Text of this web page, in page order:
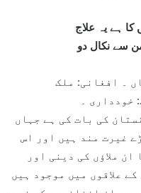
کا ہے یہ علاج
سے نکال دو
۔ افغانی: ملک
۔
کی بات کی ہے جہاں
غیرت مند ہیں اور اس
ملاؤں کی دینی اور
علاقوں میں موجود ہیں